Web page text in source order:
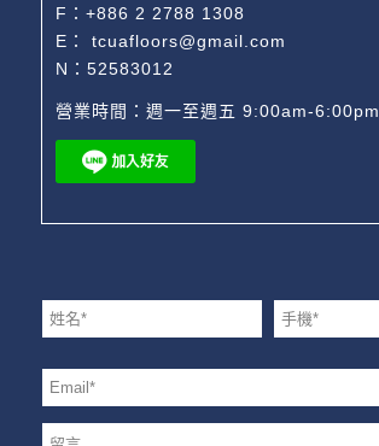
F：+886 2 2788 1308
E：
tcuafloors@gmail.com
N：52583012
營業時間：週一至週五 9:00am-6:00pm